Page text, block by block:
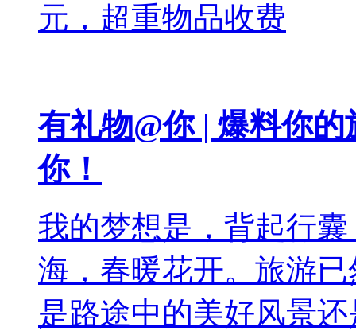
元，超重物品收费
有礼物@你 | 爆料你
你！
我的梦想是，背起行
海，春暖花开。旅游
是路途中的美好风景